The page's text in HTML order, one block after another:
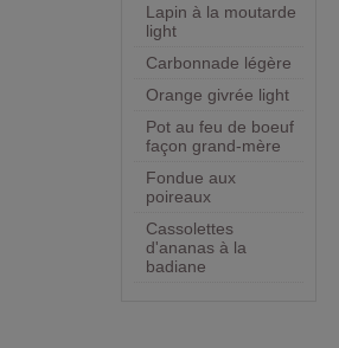
Lapin à la moutarde
light
Carbonnade légère
Orange givrée light
Pot au feu de boeuf
façon grand-mère
Fondue aux
poireaux
Cassolettes
d'ananas à la
badiane